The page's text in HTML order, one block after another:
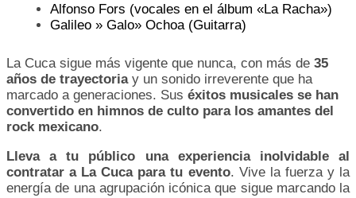
Alfonso Fors (vocales en el álbum «La Racha»)
Galileo » Galo» Ochoa (Guitarra)
La Cuca sigue más vigente que nunca, con más de 35
años de trayectoriay un sonido irreverente que ha
marcado a generaciones. Sus éxitos musicales se han
convertido en himnos de culto para los amantes del
rock mexicano.
Lleva a tu público una experiencia inolvidable al
contratar a La Cuca para tu evento. Vive la fuerza y la
energía de una agrupación icónica que sigue marcando la